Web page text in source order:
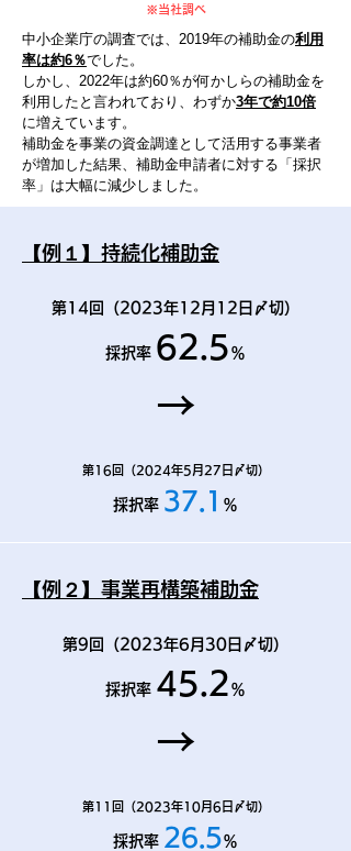
※当社調べ
中小企業庁の調査では、2019年の補助金の利用
率は約6％でした。
しかし、2022年は約60％が何かしらの補助金を
利用したと言われており、わずか3年で約10倍
に増えています。
補助金を事業の資金調達として活用する事業者
が増加した結果、補助金申請者に対する「採択
率」は大幅に減少しました。
【例１】持続化補助金
第14回（2023年12月12日〆切）
採択率 62.5 ％
→
第16回（2024年5月27日〆切）
採択率 37.1 ％
【例２】事業再構築補助金
第9回（2023年6月30日〆切）
採択率 45.2 ％
→
第11回（2023年10月6日〆切）
採択率 26.5％